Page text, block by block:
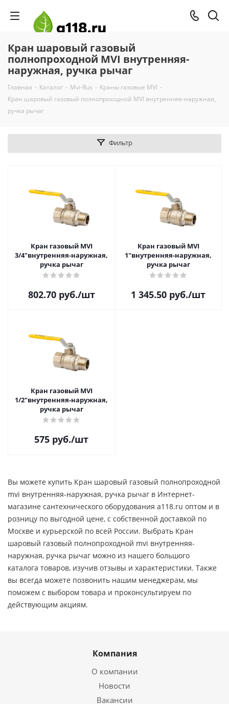
Кран шаровый газовый
полнопроходной MVI внутренняя-
наружная, ручка рычаг
Главная - Каталог - Mvi-Rus - Краны газовые MVI -
Кран шаровый газовый полнопроходной MVI внутренняя-наружная,
ручка рычаг
Фильтр
Кран газовый MVI
3/4"внутренняя-наружная,
ручка рычаг
802.70руб./шт
Кран газовый MVI
1"внутренняя-наружная,
ручка рычаг
1 345.50 руб./шт
Кран газовый MVI
1/2"внутренняя-наружная,
ручка рычаг
575 руб./шт
Вы можете купить Кран шаровый газовый полнопроходной
mvi внутренняя-наружная, ручка рычаг в Интернет-
магазине сантехнического оборудования a118.ru оптом и в
розницу по выгодной цене, c собственной доставкой по
Москве и курьерской по всей России. Выбрать Кран
шаровый газовый полнопроходной mvi внутренняя-
наружная, ручка рычаг можно из нашего большого
каталога товаров, изучив отзывы и характеристики. Также
вы всегда можете позвонить нашим менеджерам, мы
поможем с выбором товара и проконсультируем по
действующим акциям.
Компания
О компании
Новости
Вакансии